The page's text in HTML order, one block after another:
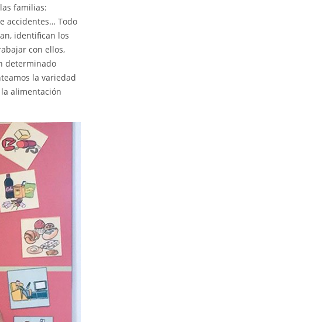
familias:
accidentes… Todo
identifican los
con ellos,
determinado
la variedad
alimentación